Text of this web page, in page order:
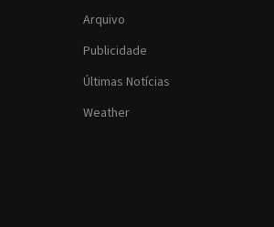
Arquivo
Publicidade
Últimas Notícias
Weather